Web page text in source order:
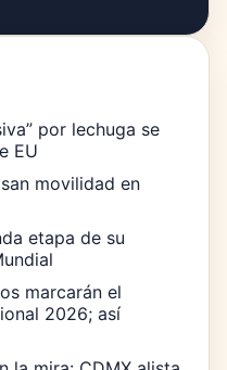
por lechuga se
EU
movilidad en
etapa de su
marcarán el
2026; así